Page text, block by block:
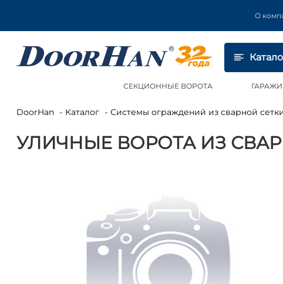
О
СЕКЦИОННЫЕ ВОРОТА ГАРАЖИ
DoorHan Каталог Системы ограждений из сварной
УЛИЧНЫЕ ВОРОТА ИЗ